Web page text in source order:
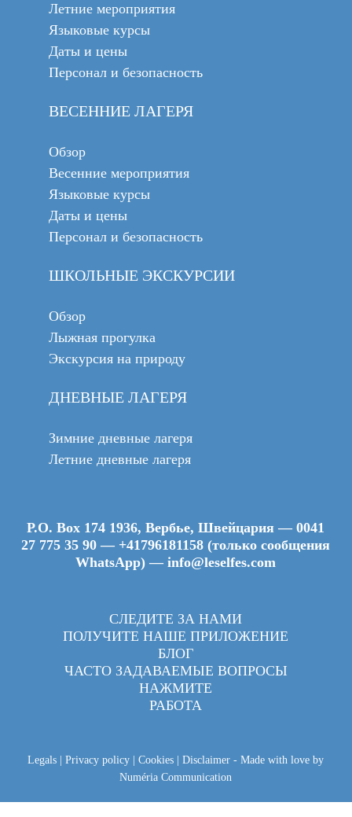
Летние мероприятия
Языковые курсы
Даты и цены
Персонал и безопасность
ВЕСЕННИЕ ЛАГЕРЯ
Обзор
Весенние мероприятия
Языковые курсы
Даты и цены
Персонал и безопасность
ШКОЛЬНЫЕ ЭКСКУРСИИ
Обзор
Лыжная прогулка
Экскурсия на природу
ДНЕВНЫЕ ЛАГЕРЯ
Зимние дневные лагеря
Летние дневные лагеря
P.O. Box 174 1936, Вербье, Швейцария —0041
27 775 35 90 — +41796181158 (только сообщения
WhatsApp) —info@leselfes.com
СЛЕДИТЕ ЗА НАМИ
ПОЛУЧИТЕ НАШЕ ПРИЛОЖЕНИЕ
БЛОГ
ЧАСТО ЗАДАВАЕМЫЕ ВОПРОСЫ
НАЖМИТЕ
РАБОТА
Legals |Privacy policy |Cookies |Disclaimer - Made with love by
Numéria Communication